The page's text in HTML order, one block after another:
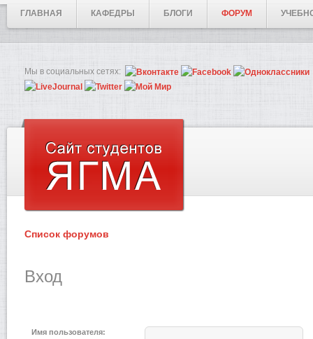
ГЛАВНАЯ КАФЕДРЫ БЛОГИ ФОРУМ
Мы в социальных сетях:
Список форумов
Вход
Имя пользователя: